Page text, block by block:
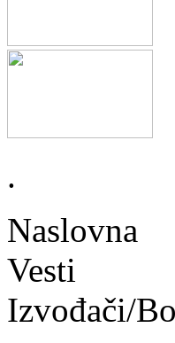
.
Naslovna
Vesti
Izvođači/